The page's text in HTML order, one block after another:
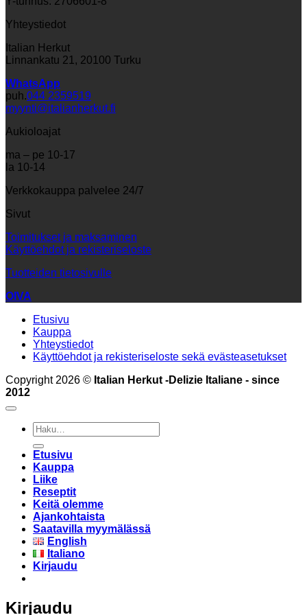
Yhteystiedot
Italian Herkut
Linnankatu 21, 20100 Turku
WhatsApp
puh.044 2359519
myynti@italianherkut.fi
Aukioloajat
ma – pe 10-17
la 10-14
Verkkokauppa palvelee 24/7
Sivut
Toimitukset ja maksaminen
Käyttöehdot ja rekisteriseloste
Tuotteiden tietosivulle
OIVA
Etusivu
Kauppa
Yhteystiedot
Käyttöehdot ja rekisteriseloste sekä evästeasetukset
Copyright 2026 © Italian Herkut -Delizie Italiane - since
2012
Etsi:
Etusivu
Kauppa
Liike
Reseptit
Keitä olemme
Ajankohtaista
Saatavilla myymälässä
English
Italiano
Kirjaudu
Kirjaudu